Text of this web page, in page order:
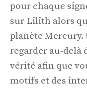
pour chaque
sur Lilith alors
planète Mercury.
regarder au-delà
vérité afin que
motifs et des